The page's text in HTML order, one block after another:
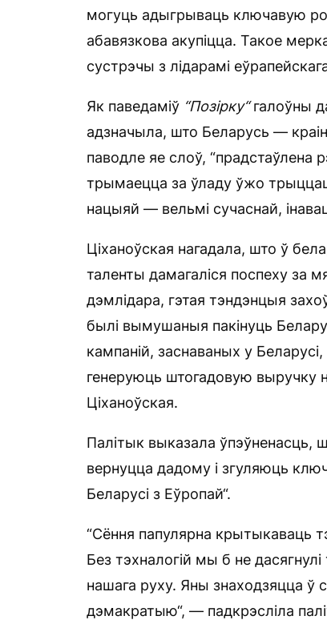
могуць адыгрываць ключавую
абавязкова акупіцца. Такое
сустрэчы з лідарамі
Як паведаміў “Позірку“галоўны
адзначыла, што Беларусь —
паводле яе слоў,
трымаецца за ўладу ўжо
нацыяй — вельмі сучаснай,
Ціханоўская нагадала, што ў
таленты дамагаліся поспеху за
дэмлідара, гэтая тэндэнцыя
былі вымушаныя пакінуць
кампаній, заснаваных у
генеруюць штогадовую выручку
Ціханоўская.
Палітык выказала ўпэўненасць,
вернуцца дадому і згуляюць
Беларусі з Еўропай“.
“Сёння папулярна крытыкаваць
Без тэхналогій мы б не
нашага руху. Яны знаходзяцца ў
дэмакратыю“, — падкрэсліла